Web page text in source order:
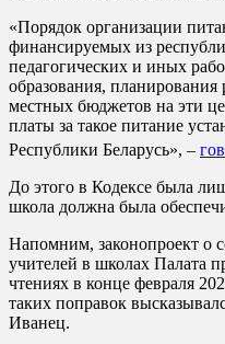
«Порядок организации
финансируемых из
педагогических и иных
образования, планирования
местных бюджетов на эти
платы за такое питание
Республики Беларусь», –
До этого в Кодексе была
школа должна была
Напомним, законопроект о
учителей в школах Палата
чтениях в конце февраля
таких поправок
Иванец.